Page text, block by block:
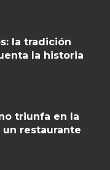
la tradición
la historia
triunfa en la
restaurante